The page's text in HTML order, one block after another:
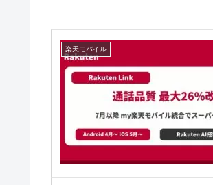
楽天モバイル